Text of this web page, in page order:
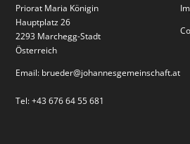
Priorat Maria Königin
Hauptplatz 26
2293 Marchegg-Stadt
Österreich
Email: brueder@johannesgemeinschaft.at
Tel: +43 676 64 55 681